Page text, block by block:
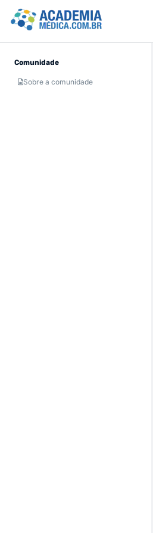
Comunidade
Sobre a comunidade